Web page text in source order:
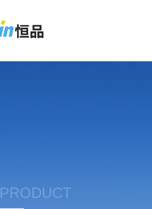
PRODUCT